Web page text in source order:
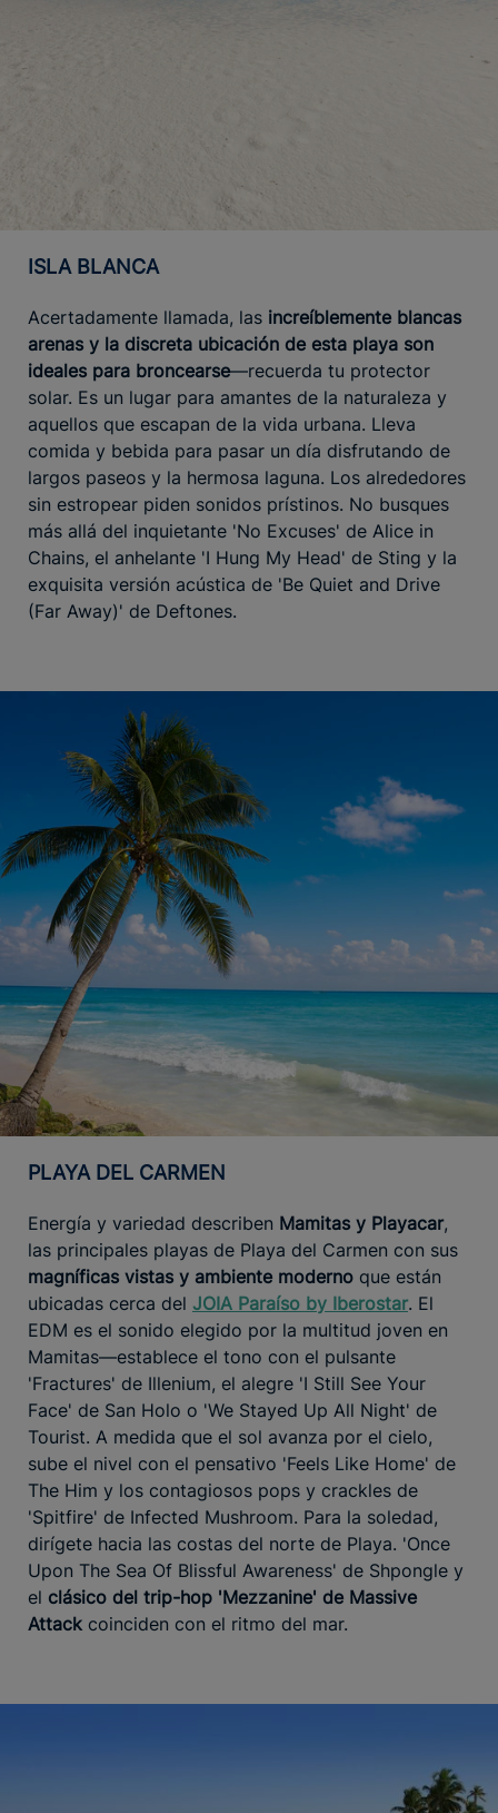
ISLA BLANCA
Acertadamente llamada, las increíblemente blancas
arenas y la discreta ubicación de esta playa son
ideales para broncearse—recuerda tu protector
solar. Es un lugar para amantes de la naturaleza y
aquellos que escapan de la vida urbana. Lleva
comida y bebida para pasar un día disfrutando de
largos paseos y la hermosa laguna. Los alrededores
sin estropear piden sonidos prístinos. No busques
más allá del inquietante 'No Excuses' de Alice in
Chains, el anhelante 'I Hung My Head' de Sting y la
exquisita versión acústica de 'Be Quiet and Drive
(Far Away)' de Deftones.
PLAYA DEL CARMEN
Energía y variedad describen Mamitas y Playacar,
las principales playas de Playa del Carmen con sus
magníficas vistas y ambiente moderno que están
ubicadas cerca del JOIA Paraíso by Iberostar. El
EDM es el sonido elegido por la multitud joven en
Mamitas—establece el tono con el pulsante
'Fractures' de Illenium, el alegre 'I Still See Your
Face' de San Holo o 'We Stayed Up All Night' de
Tourist. A medida que el sol avanza por el cielo,
sube el nivel con el pensativo 'Feels Like Home' de
The Him y los contagiosos pops y crackles de
'Spitfire' de Infected Mushroom. Para la soledad,
dirígete hacia las costas del norte de Playa. 'Once
Upon The Sea Of Blissful Awareness' de Shpongle y
el clásico del trip-hop 'Mezzanine' de Massive
Attack coinciden con el ritmo del mar.